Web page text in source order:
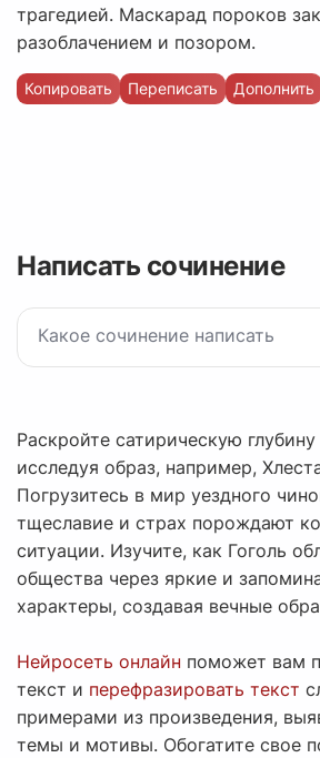
трагедией. Маскарад пороков
разоблачением и позором.
Копировать Переписать Дополнить
Написать сочинение
Раскройте сатирическую
исследуя образ, например,
Погрузитесь в мир уездного
тщеславие и страх порождают
ситуации. Изучите, как Гоголь
общества через яркие и
характеры, создавая вечные
Нейросеть онлайн поможет вам
текст и перефразировать текст
примерами из произведения,
темы и мотивы. Обогатите свое